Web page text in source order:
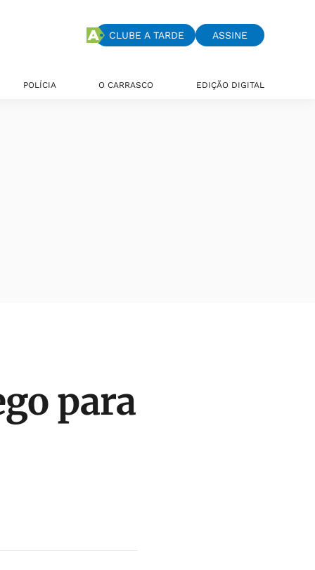
CLUBE A TARDE ASSINE
POLÍCIA O CARRASCO EDIÇÃO DIGITAL
para